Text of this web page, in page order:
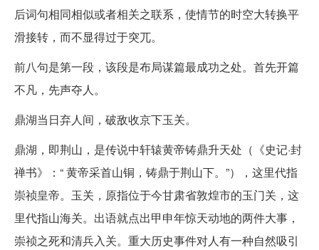
后词句相同相似或者相关之联系，使情节的时空大转换平
滑接转，而不显得过于突兀。
前八句是第一段，该段是布局谋篇最成功之处。首先开篇
不凡，先声夺人。
鼎湖当日弃人间，破敌收京下玉关。
鼎湖，即荆山，是传说中轩辕黄帝铸鼎升天处（《史记·封
禅书》：“ 黄帝采首山铜，铸鼎于荆山下。”），这里代指
崇祯皇帝。玉关，原指位于今甘肃省敦煌市的玉门关，这
里代指山海关。出语就点出甲申年惊天动地的两件大事，
崇祯之死和清兵入关。重大历史事件对人有一种自然吸引